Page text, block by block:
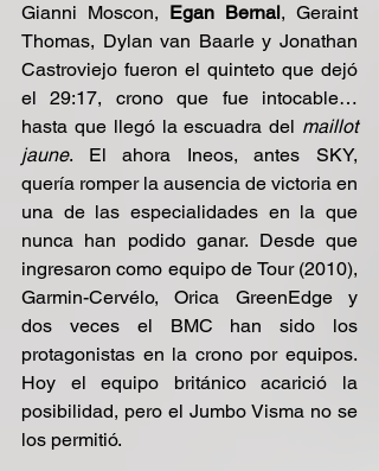
Gianni Moscon, Egan Bernal, Geraint
Thomas, Dylan van Baarle y Jonathan
Castroviejo fueron el quinteto que dejó
el 29:17, crono que fue intocable…
hasta que llegó la escuadra del maillot
jaune. El ahora Ineos, antes SKY,
quería romper la ausencia de victoria en
una de las especialidades en la que
nunca han podido ganar. Desde que
ingresaron como equipo de Tour (2010),
Garmin-Cervélo, Orica GreenEdge y
dos veces el BMC han sido los
protagonistas en la crono por equipos.
Hoy el equipo británico acarició la
posibilidad, pero el Jumbo Visma no se
los permitió.